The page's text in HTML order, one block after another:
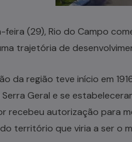
feira (29), Rio do Campo
trajetória de
da região teve início em
Geral e se
recebeu autorização para
território que viria a ser o